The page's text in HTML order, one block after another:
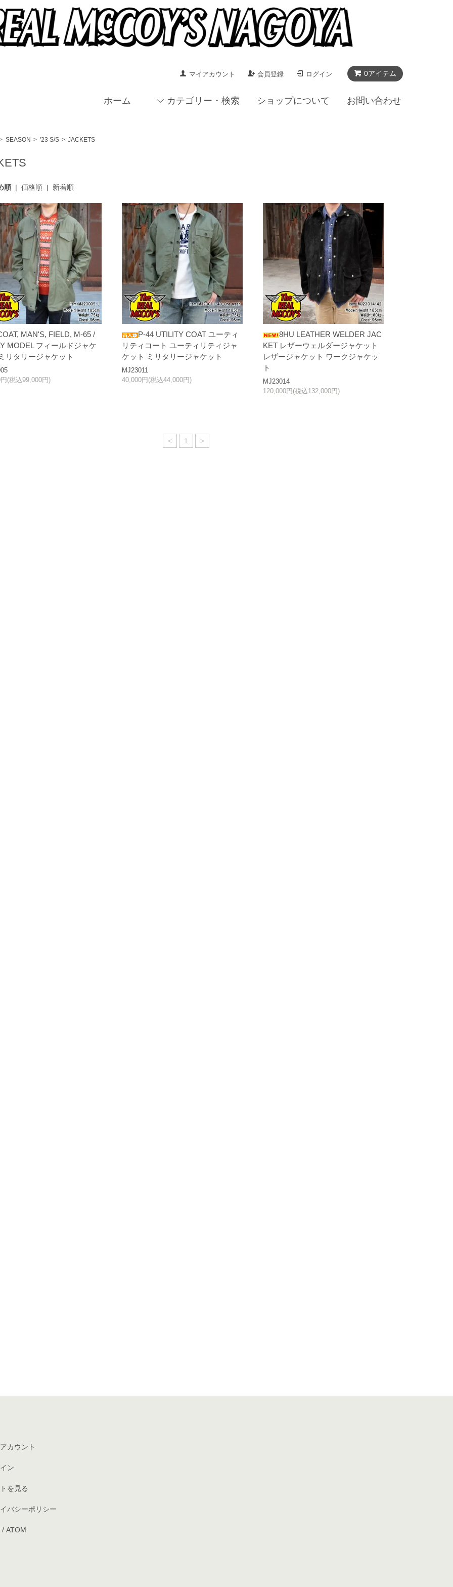
0アイテム
マイアカウント 会員登録 ログイン
ホーム カテゴリー・検索 ショップについて お問い合わせ
SEASON > '23 S/S > JACKETS
順| 価格順| 新着順
MAN'S, FIELD, M-65 /
MODEL フィールドジャケ
リタリージャケット
(税込99,000円)
P-44 UTILITY COAT ユーティ
リティコート ユーティリティジャ
ケット ミリタリージャケット
MJ23011
40,000円(税込44,000円)
8HU LEATHER WELDER JAC
KET レザーウェルダージャケット
レザージャケット ワークジャケッ
ト
MJ23014
120,000円(税込132,000円)
< 1 >
カウント
ン
を見る
バシーポリシー
/ ATOM